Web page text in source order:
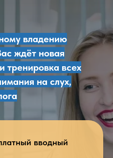
владению
ждёт новая
тренировка всех
на слух,
вводный